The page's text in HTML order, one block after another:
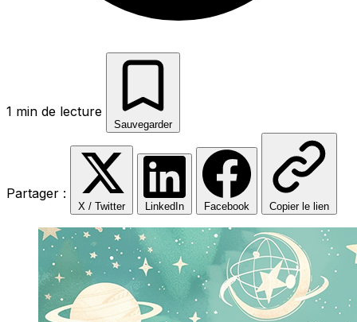
1 min de lecture
Sauvegarder
Partager :
X / Twitter LinkedIn Facebook Copier le lien